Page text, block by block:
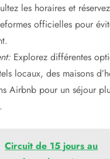
les horaires et
officielles pour
Explorez différentes
locaux, des maisons
Airbnb pour un séjour
Circuit de 15 jours au